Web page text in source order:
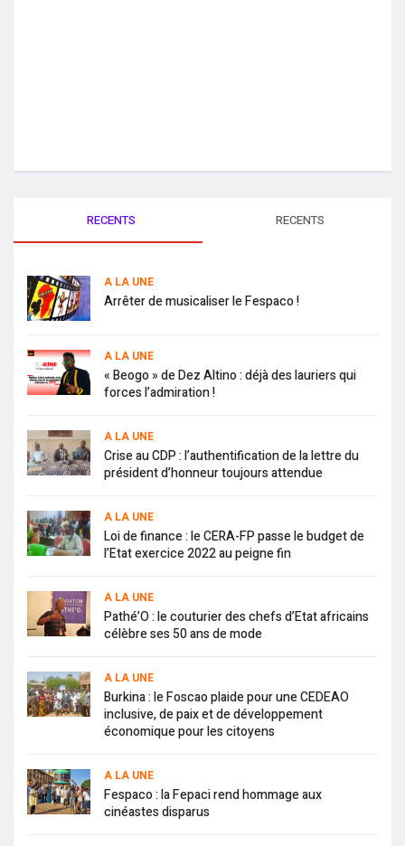
RECENTS RECENTS
A LA UNE
Arrêter de musicaliser le Fespaco !
A LA UNE
« Beogo » de Dez Altino : déjà des lauriers qui
forces l’admiration !
A LA UNE
Crise au CDP : l’authentification de la lettre du
président d’honneur toujours attendue
A LA UNE
Loi de finance : le CERA-FP passe le budget de
l’Etat exercice 2022 au peigne fin
A LA UNE
Pathé’O : le couturier des chefs d’Etat africains
célèbre ses 50 ans de mode
A LA UNE
Burkina : le Foscao plaide pour une CEDEAO
inclusive, de paix et de développement
économique pour les citoyens
A LA UNE
Fespaco : la Fepaci rend hommage aux
cinéastes disparus